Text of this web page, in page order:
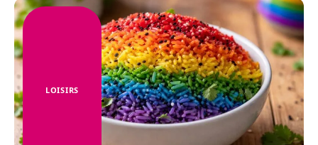
LOISIRS